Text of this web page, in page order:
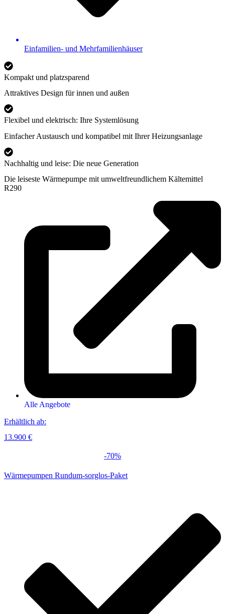
Einfamilien- und Mehrfamilienhäuser
Kompakt und platzsparend
Attraktives Design für innen und außen
Flexibel und elektrisch: Ihre Systemlösung
Einfacher Austausch und kompatibel mit Ihrer Heizungsanlage
Nachhaltig und leise: Die neue Generation
Die leiseste Wärmepumpe mit umweltfreundlichem Kältemittel
R290
Alle Angebote
Erhältlich ab:
13.900 €
-70%
Wärmepumpen Rundum-sorglos-Paket